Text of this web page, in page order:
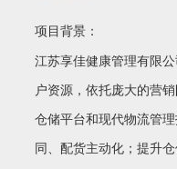
项目背景：
江苏享佳健康管理有限
户资源，依托庞大的营
仓储平台和现代物流管
同、配货主动化；提升